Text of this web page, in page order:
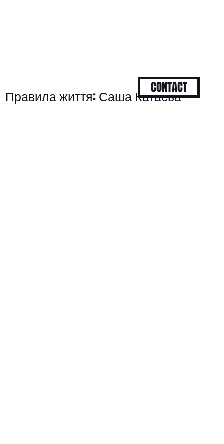
Правила життя: Саша Катаєва
CONTACT